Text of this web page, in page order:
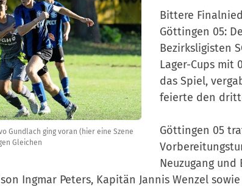
Gundlach ging voran (hier eine Szene
Gleichen
Bittere
Göttingen 05:
Bezirksligisten
Lager-Cups mit
das Spiel,
feierte den
Göttingen 05
Neuzugang
Ingmar Peters, Kapitän Jannis Wenzel